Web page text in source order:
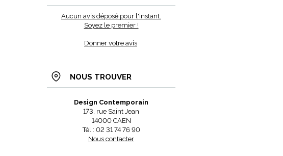
Aucun avis déposé pour l'instant.
Soyez le premier !
Donner votre avis
NOUS TROUVER
Design Contemporain
173, rue Saint Jean
14000 CAEN
Tél : 02 31 74 76 90
Nous contacter